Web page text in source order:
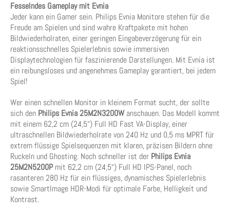
Fesselndes Gameplay mit Evnia
Jeder kann ein Gamer sein. Philips Evnia Monitore stehen für die
Freude am Spielen und sind wahre Kraftpakete mit hohen
Bildwiederholraten, einer geringen Eingabeverzögerung für ein
reaktionsschnelles Spielerlebnis sowie immersiven
Displaytechnologien für faszinierende Darstellungen. Mit Evnia ist
ein reibungsloses und angenehmes Gameplay garantiert, bei jedem
Spiel!
Wer einen schnellen Monitor in kleinem Format sucht, der sollte
sich den Philips Evnia 25M2N3200Wanschauen. Das Modell kommt
mit einem 62,2 cm (24,5“) Full HD Fast VA-Display, einer
ultraschnellen Bildwiederholrate von 240 Hz und 0,5 ms MPRT für
extrem flüssige Spielsequenzen mit klaren, präzisen Bildern ohne
Ruckeln und Ghosting. Noch schneller ist der Philips Evnia
25M2N5200Pmit 62,2 cm (24,5“) Full HD IPS-Panel, noch
rasanteren 280 Hz für ein flüssiges, dynamisches Spielerlebnis
sowie SmartImage HDR-Modi für optimale Farbe, Helligkeit und
Kontrast.